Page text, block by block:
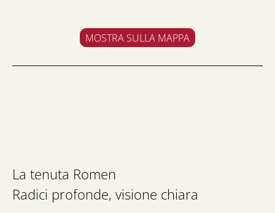
MOSTRA SULLA MAPPA
La tenuta Romen
Radici profonde, visione chiara